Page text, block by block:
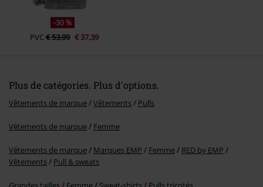
-30 %
PVC€ 53,99 € 37,39
Plus de catégories. Plus d'options.
Vêtements de marque Vêtements Pulls
Vêtements de marque Femme
Vêtements de marque Marques EMP Femme
RED by EMP
Vêtements
Pull & sweats